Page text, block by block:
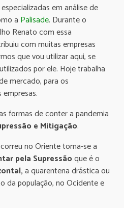
em análise de
a Palisade. Durante o
Renato com essa
com muitas empresas
que vou utilizar aqui, se
por ele. Hoje trabalha
mercado, para os
formas de conter a pandemia
e Mitigação.
no Oriente toma-se a
pela Supressãoque é o
a quarentena drástica ou
da população, no Ocidente e